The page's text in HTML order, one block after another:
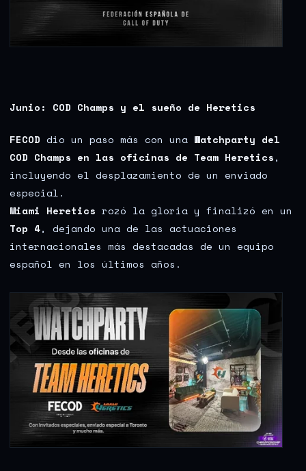
Junio: COD Champs y el sueño de Heretics
FECOD dio un paso más con una Watchparty del
COD Champs en las oficinas de Team Heretics,
incluyendo el desplazamiento de un enviado
especial.
Miami Heretics rozó la gloria y finalizó en un
Top 4, dejando una de las actuaciones
internacionales más destacadas de un equipo
español en los últimos años.